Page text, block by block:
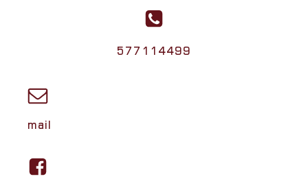
577114499
mail